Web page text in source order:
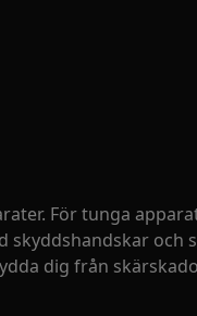
För tunga
och
dig från